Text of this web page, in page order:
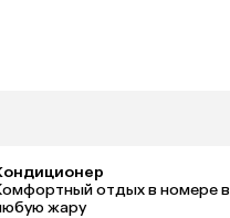
отдых в номере в
жару